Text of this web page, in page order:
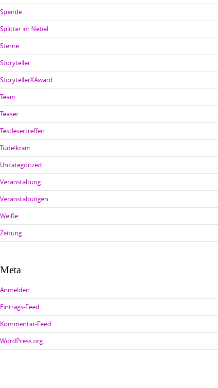
Spende
Splitter im Nebel
Sterne
Storyteller
StorytellerXAward
Team
Teaser
Testlesertreffen
Tüdelkram
Uncategorized
Veranstaltung
Veranstaltungen
Weiße
Zeitung
Meta
Anmelden
Eintrags-Feed
Kommentar-Feed
WordPress.org